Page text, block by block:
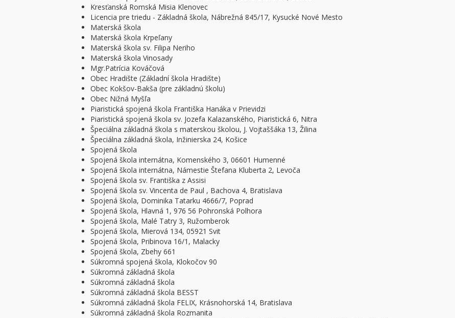
Kresťanská Romská Misia Klenovec
Licencia pre triedu - Základná škola, Nábrežná 845/17, Kysucké Nové Mesto
Materská škola
Materská škola Krpeľany
Materská škola sv. Filipa Neriho
Materská škola Vinosady
Mgr.Patrícia Kováčová
Obec Hradište (Základní škola Hradište)
Obec Kokšov-Bakša (pre základnú školu)
Obec Nižná Myšľa
Piaristická spojená škola Františka Hanáka v Prievidzi
Piaristická spojená škola sv. Jozefa Kalazanského, Piaristická 6, Nitra
Špeciálna základná škola s materskou školou, J. Vojtaššáka 13, Žilina
Špeciálna základná škola, Inžinierska 24, Košice
Spojená škola
Spojená škola internátna, Komenského 3, 06601 Humenné
Spojená škola internátna, Námestie Štefana Kluberta 2, Levoča
Spojená škola sv. Františka z Assisi
Spojená škola sv. Vincenta de Paul , Bachova 4, Bratislava
Spojená škola, Dominika Tatarku 4666/7, Poprad
Spojená škola, Hlavná 1, 976 56 Pohronská Polhora
Spojená škola, Malé Tatry 3, Ružomberok
Spojená škola, Mierová 134, 05921 Svit
Spojená škola, Pribinova 16/1, Malacky
Spojená škola, Zbehy 661
Súkromná spojená škola, Klokočov 90
Súkromná základná škola
Súkromná základná škola
Súkromná základná škola BESST
Súkromná základná škola FELIX, Krásnohorská 14, Bratislava
Súkromná základná škola Rozmanita